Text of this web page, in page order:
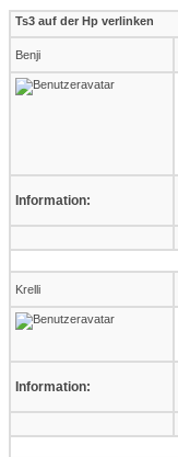
Ts3 auf der Hp verlinken
Benji
Information:
Krelli
Information: